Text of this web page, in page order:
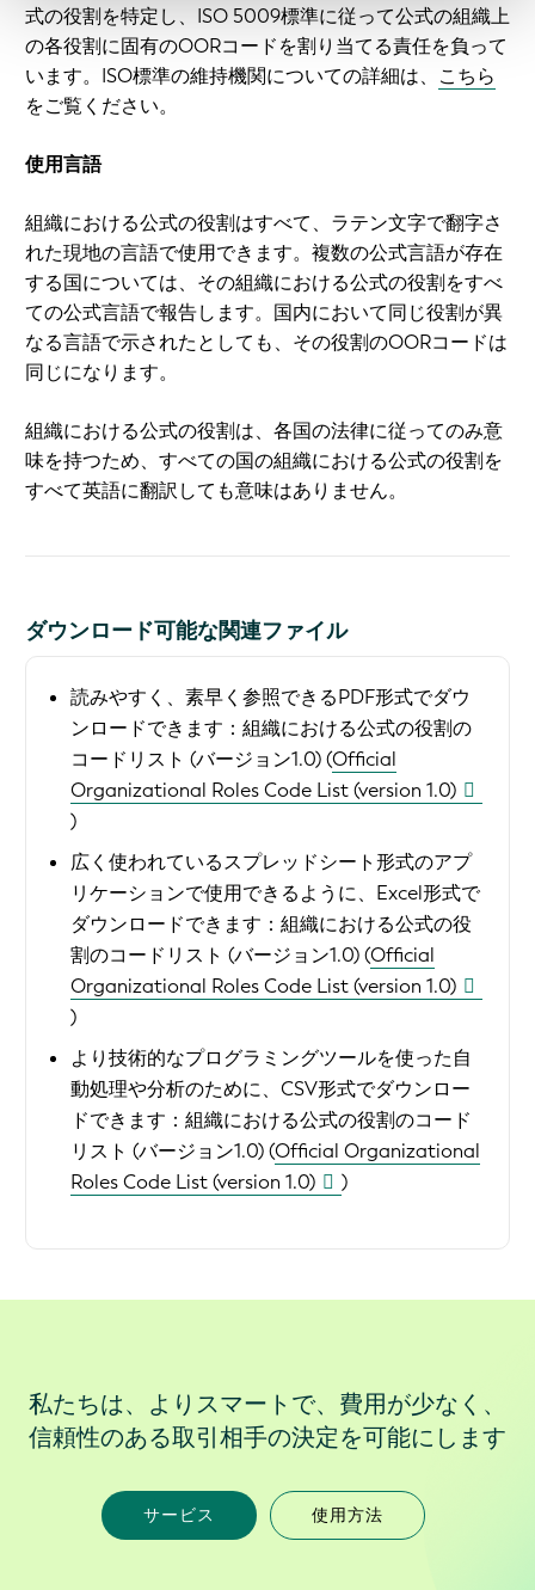
式の役割を特定し、ISO 5009標準に従って公式の組織上
の各役割に固有のOORコードを割り当てる責任を負って
います。ISO標準の維持機関についての詳細は、 こちら
をご覧ください。
使用言語
組織における公式の役割はすべて、ラテン文字で翻字さ
れた現地の言語で使用できます。複数の公式言語が存在
する国については、その組織における公式の役割をすべ
ての公式言語で報告します。国内において同じ役割が異
なる言語で示されたとしても、その役割のOORコードは
同じになります。
組織における公式の役割は、各国の法律に従ってのみ意
味を持つため、すべての国の組織における公式の役割を
すべて英語に翻訳しても意味はありません。
ダウンロード可能な関連ファイル
読みやすく、素早く参照できるPDF形式でダウ
ンロードできます： 組織における公式の役割の
コードリスト (バージョン1.0) (Official
Organizational Roles Code List (version 1.0)
)
広く使われているスプレッドシート形式のアプ
リケーションで使用できるように、Excel形式で
ダウンロードできます： 組織における公式の役
割のコードリスト (バージョン1.0) (Official
Organizational Roles Code List (version 1.0)
)
より技術的なプログラミングツールを使った自
動処理や分析のために、CSV形式でダウンロー
ドできます： 組織における公式の役割のコード
リスト (バージョン1.0) (Official Organizational
Roles Code List (version 1.0)
)
私たちは、よりスマートで、費用が少なく、
信頼性のある取引相手の決定を可能にします
サービス 使用方法